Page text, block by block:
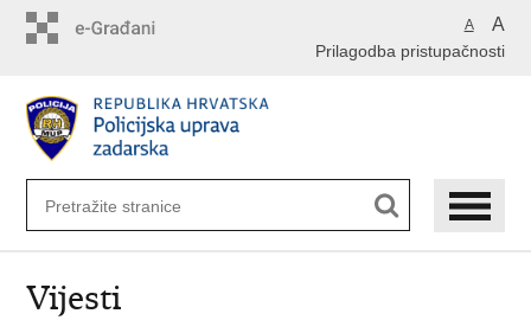
A A
Prilagodba pristupačnosti
Vijesti